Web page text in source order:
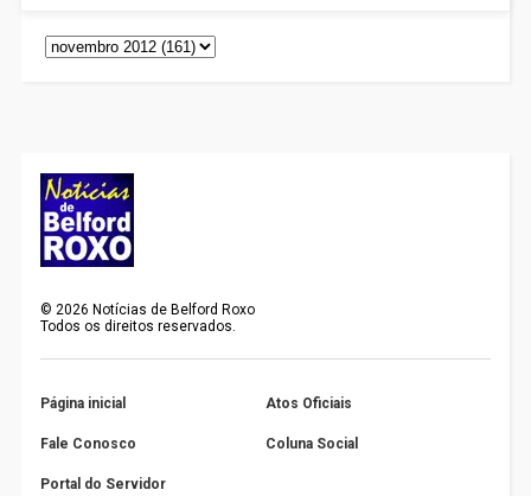
© 2026 Notícias de Belford Roxo
Todos os direitos reservados.
Página inicial Atos Oficiais
Fale Conosco Coluna Social
Portal do Servidor